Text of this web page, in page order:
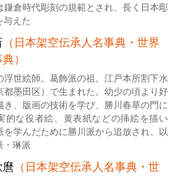
鎌倉時代彫刻の規範とされ、長く日本彫
与えた
（日本架空伝承人名事典・世界
）
浮世絵師。葛飾派の祖。江戸本所割下水
都墨田区）で生まれた。幼少の頃より好
き、版画の技術を学び、勝川春草の門に
的な役者絵、黄表紙などの挿絵を描い
を学んだために勝川派から追放され、以
・琳派
麿 （日本架空伝承人名事典・世